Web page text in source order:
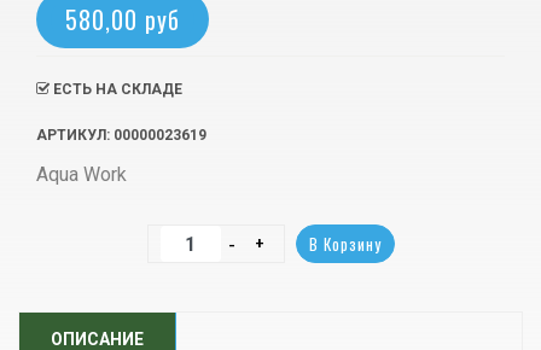
580,00 руб
ЕСТЬ НА СКЛАДЕ
АРТИКУЛ : 00000023619
Aqua Work
ОПИСАНИЕ